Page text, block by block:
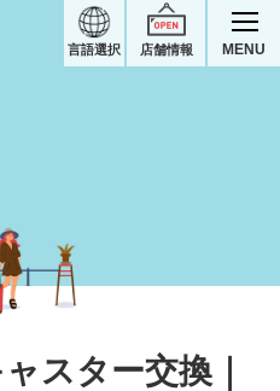
店舗情報
言語選択 MENU
タイヤが摩耗したキャスター交換｜イノベータースーツケース修理実績
スター交換｜